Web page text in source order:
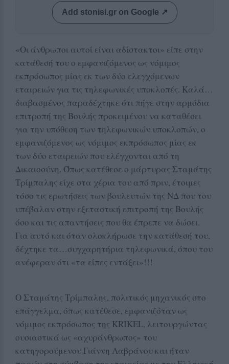
Add stonisi.gr on Google ↗
«Οι άνθρωποι αυτοί είναι αδίστακτοι» είπε στην
κατάθεσή του ο εμφανιζόμενος ως νόμιμος
εκπρόσωπος μίας εκ των δύο ελεγχόμενων
εταιρειών για τις τηλεφωνικές υποκλοπές. Καλά…
διαβασμένος παραδέχτηκε ότι πήγε στην αρμόδια
επιτροπή της Βουλής προκειμένου να καταθέσει
για την υπόθεση των τηλεφωνικών υποκλοπών, ο
εμφανιζόμενος ως νόμιμος εκπρόσωπος μίας εκ
των δύο εταιρειών που ελέγχονται από τη
Δικαιοσύνη. Όπως κατέθεσε ο μάρτυρας Σταμάτης
Τρίμπαλης είχε στα χέρια του από πριν, έτοιμες
τόσο τις ερωτήσεις των βουλευτών της ΝΔ που του
υπέβαλαν στην εξεταστική επιτροπή της Βουλής
όσο και τις απαντήσεις που θα έπρεπε να δώσει.
Για αυτό και όταν ολοκλήρωσε την κατάθεσή του,
δέχτηκε τα…συγχαρητήρια τηλεφωνικά, όπου του
ανέφεραν ότι «τα είπες εντάξει»!!!
Ο Σταμάτης Τρίμπαλης, πολιτικός μηχανικός στο
επάγγελμα, όπως κατέθεσε, εμφανιζόταν ως
νόμιμος εκπρόσωπος της KRIKEL, λειτουργώντας
ουσιαστικά ως «αχυράνθρωπος» του
κατηγορούμενου Γιάννη Λαβράνου και ήταν